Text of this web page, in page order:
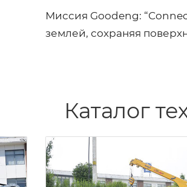
Миссия Goodeng:
землей, сохраняя
Каталог